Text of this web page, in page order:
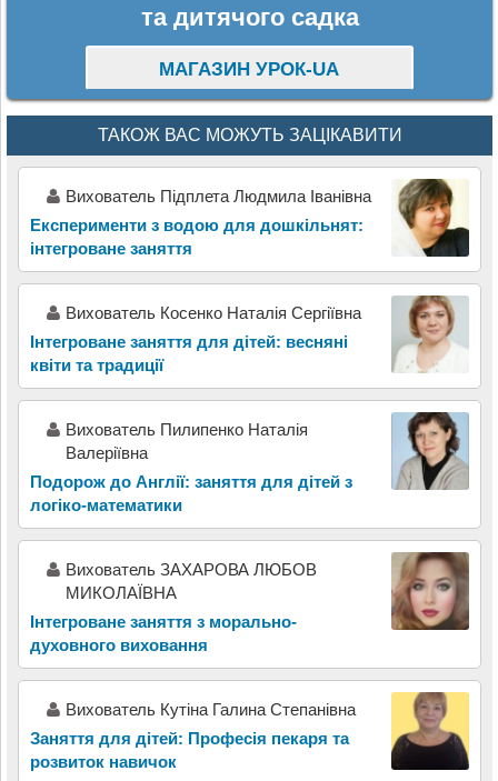
та дитячого садка
МАГАЗИН УРОК-UA
ТАКОЖ ВАС МОЖУТЬ ЗАЦІКАВИТИ
Вихователь Підплета Людмила Іванівна
Експерименти з водою для дошкільнят:
інтегроване заняття
Вихователь Косенко Наталія Сергіївна
Інтегроване заняття для дітей: весняні
квіти та традиції
Вихователь Пилипенко Наталія
Валеріївна
Подорож до Англії: заняття для дітей з
логіко-математики
Вихователь ЗАХАРОВА ЛЮБОВ
МИКОЛАЇВНА
Інтегроване заняття з морально-
духовного виховання
Вихователь Кутіна Галина Степанівна
Заняття для дітей: Професія пекаря та
розвиток навичок